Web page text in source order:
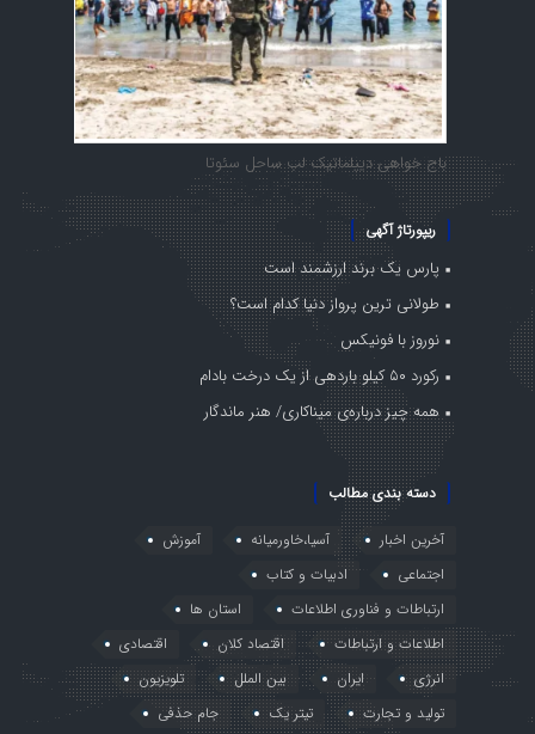
باج خواهی دیپلماتیک لب ساحل سئوتا
ریپورتاژ آگهی
پارس یک برند ارزشمند است
طولانی ترین پرواز دنیا کدام است؟
نوروز با فونیکس
رکورد ۵۰ کیلو باردهی از یک درخت بادام
همه چیز درباره‌ی میناکاری/ هنر ماندگار
دسته بندی مطالب
آخرین اخبار آسیا،خاورمیانه
آموزش
اجتماعی
ادبیات و کتاب
ارتباطات و فناوری اطلاعات
استان ها
اطلاعات و ارتباطات
اقتصاد کلان
اقتصادی
انرژی
ایران بین الملل
تلویزیون
تولید و تجارت
تیتر یک
جام حذفی